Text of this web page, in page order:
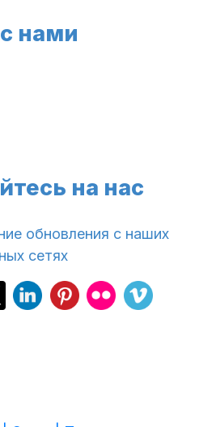
нами
на нас
обновления с наших
сетях